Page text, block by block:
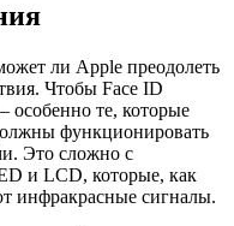
ли Apple преодолеть
Чтобы Face ID
особенно те, которые
функционировать
Это сложно с
и LCD, которые, как
инфракрасные сигналы.